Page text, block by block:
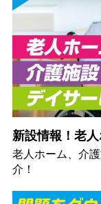
新設情報！老
老人ホーム、介
介！